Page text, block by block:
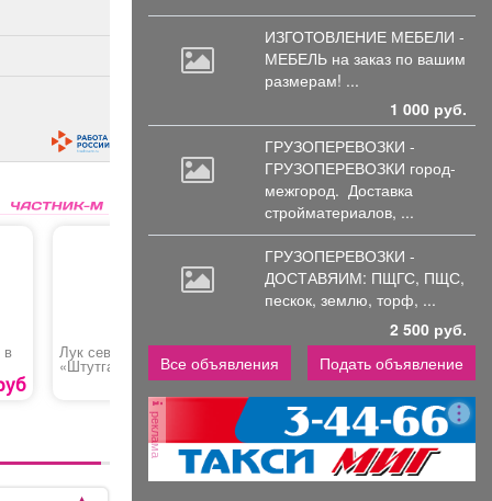
в Лук севок
«Штутгартен»
14870руб
Креветки очищенные,
крупные
1350 руб.
Молоко «Томское»,
отборное
ИЗГОТОВЛЕНИЕ МЕБЕЛИ -
МЕБЕЛЬ на заказ по вашим
размерам! ...
1 000 руб.
ГРУЗОПЕРЕВОЗКИ -
ГРУЗОПЕРЕВОЗКИ город-
межгород. Доставка
стройматериалов, ...
ГРУЗОПЕРЕВОЗКИ -
ДОСТАВЯИМ: ПЩГС, ПЩС,
пескок, землю, торф, ...
2 500 руб.
Все объявления
Подать объявление
реклама